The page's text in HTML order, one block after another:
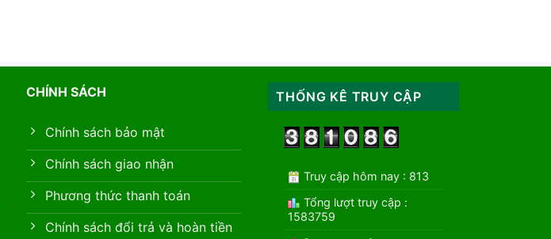
CHÍNH SÁCH
Chính sách bảo mật
Chính sách giao nhận
Phương thức thanh toán
Chính sách đổi trả và hoàn tiền
THỐNG KÊ TRUY CẬP
Truy cập hôm nay : 813
Tổng lượt truy cập :
1583759